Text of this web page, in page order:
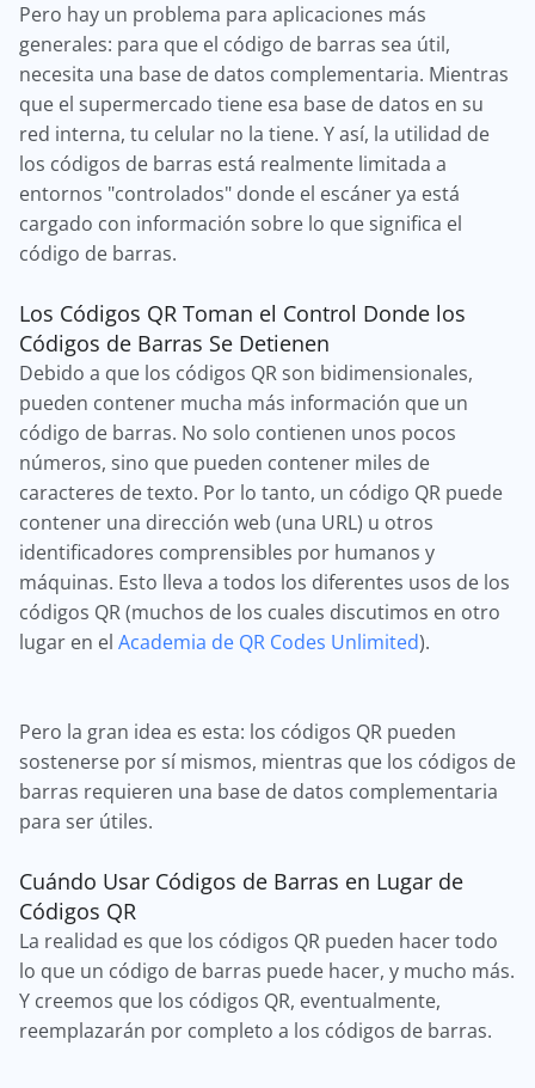
Pero hay un problema para aplicaciones más
generales: para que el código de barras sea útil,
necesita una base de datos complementaria. Mientras
que el supermercado tiene esa base de datos en su
red interna, tu celular no la tiene. Y así, la utilidad de
los códigos de barras está realmente limitada a
entornos "controlados" donde el escáner ya está
cargado con información sobre lo que significa el
código de barras.
Los Códigos QR Toman el Control Donde los
Códigos de Barras Se Detienen
Debido a que los códigos QR son bidimensionales,
pueden contener mucha más información que un
código de barras. No solo contienen unos pocos
números, sino que pueden contener miles de
caracteres de texto. Por lo tanto, un código QR puede
contener una dirección web (una URL) u otros
identificadores comprensibles por humanos y
máquinas. Esto lleva a todos los diferentes usos de los
códigos QR (muchos de los cuales discutimos en otro
lugar en el Academia de QR Codes Unlimited).
Pero la gran idea es esta: los códigos QR pueden
sostenerse por sí mismos, mientras que los códigos de
barras requieren una base de datos complementaria
para ser útiles.
Cuándo Usar Códigos de Barras en Lugar de
Códigos QR
La realidad es que los códigos QR pueden hacer todo
lo que un código de barras puede hacer, y mucho más.
Y creemos que los códigos QR, eventualmente,
reemplazarán por completo a los códigos de barras.